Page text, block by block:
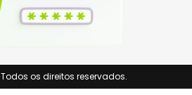
os direitos reservados.